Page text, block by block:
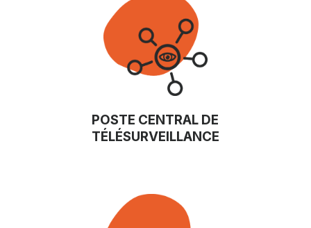
POSTE CENTRAL DE
TÉLÉSURVEILLANCE